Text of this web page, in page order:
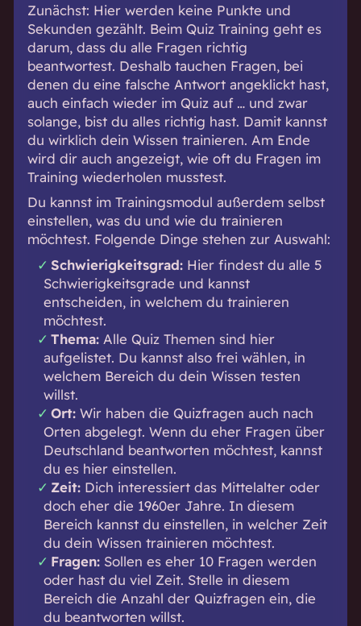
Zunächst: Hier werden keine Punkte und
Sekunden gezählt. Beim Quiz Training geht es
darum, dass du alle Fragen richtig
beantwortest. Deshalb tauchen Fragen, bei
denen du eine falsche Antwort angeklickt hast,
auch einfach wieder im Quiz auf … und zwar
solange, bist du alles richtig hast. Damit kannst
du wirklich dein Wissen trainieren. Am Ende
wird dir auch angezeigt, wie oft du Fragen im
Training wiederholen musstest.
Du kannst im Trainingsmodul außerdem selbst
einstellen, was du und wie du trainieren
möchtest. Folgende Dinge stehen zur Auswahl:
Schwierigkeitsgrad: Hier findest du alle 5
Schwierigkeitsgrade und kannst
entscheiden, in welchem du trainieren
möchtest.
Thema: Alle Quiz Themen sind hier
aufgelistet. Du kannst also frei wählen, in
welchem Bereich du dein Wissen testen
willst.
Ort: Wir haben die Quizfragen auch nach
Orten abgelegt. Wenn du eher Fragen über
Deutschland beantworten möchtest, kannst
du es hier einstellen.
Zeit: Dich interessiert das Mittelalter oder
doch eher die 1960er Jahre. In diesem
Bereich kannst du einstellen, in welcher Zeit
du dein Wissen trainieren möchtest.
Fragen: Sollen es eher 10 Fragen werden
oder hast du viel Zeit. Stelle in diesem
Bereich die Anzahl der Quizfragen ein, die
du beantworten willst.